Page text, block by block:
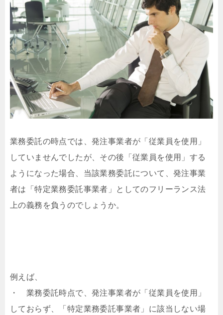
業務委託の時点では、発注事業者が「従業員を使用」
していませんでしたが、その後「従業員を使用」する
ようになった場合、当該業務委託について、発注事業
者は「特定業務委託事業者」としてのフリーランス法
上の義務を負うのでしょうか。
例えば、
・ 業務委託時点で、発注事業者が「従業員を使用」
しておらず、「特定業務委託事業者」に該当しない場